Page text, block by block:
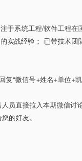
系统工程/软件工程在
实战经验； 已带技术
复“微信号+姓名+单位
员直接拉入本期微信讨
的好友。